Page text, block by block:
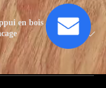
en bois